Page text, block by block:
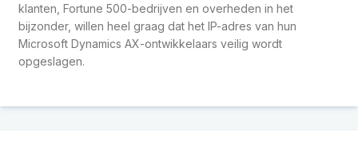
klanten, Fortune 500-bedrijven en overheden in het
bijzonder, willen heel graag dat het IP-adres van hun
Microsoft Dynamics AX-ontwikkelaars veilig wordt
opgeslagen.